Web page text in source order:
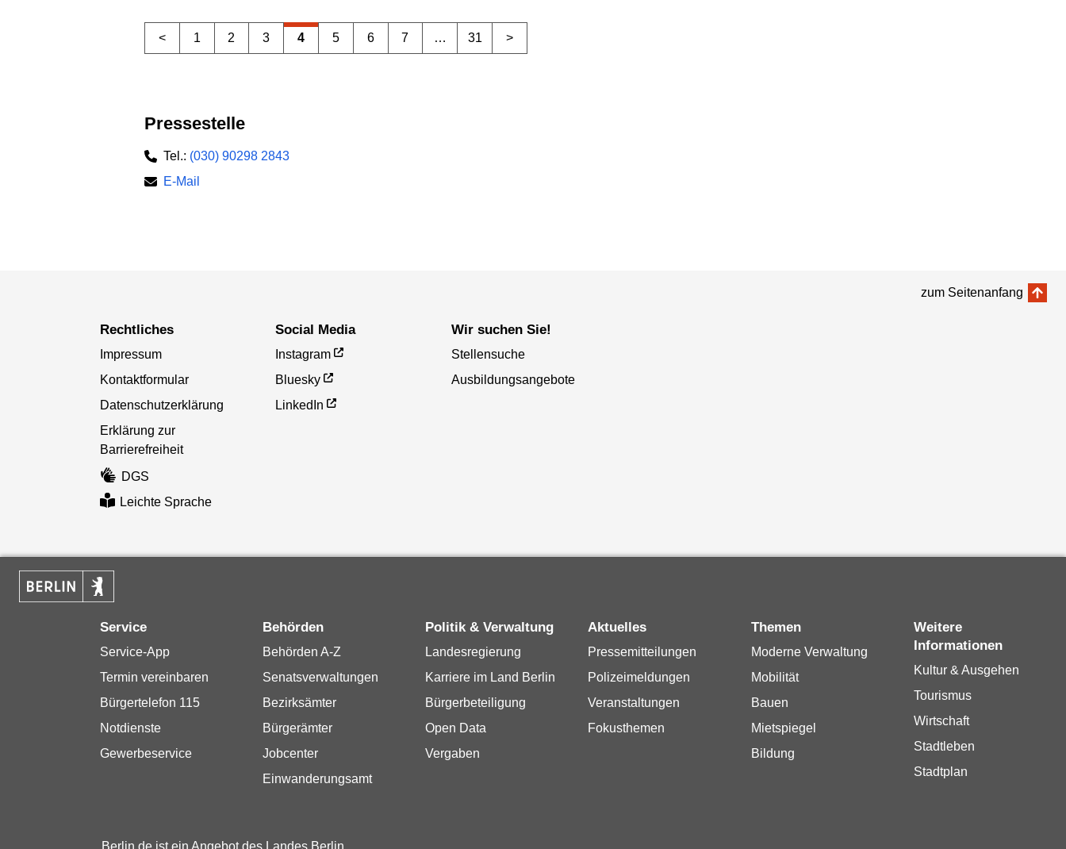
< 1 2 3 4 5 6 7 … 31 >
Pressestelle
Tel.: (030) 90298 2843
E-Mail
zum Seitenanfang
Rechtliches
Impressum
Kontaktformular
Datenschutzerklärung
Erklärung zur
Barrierefreiheit
DGS
Leichte Sprache
Social Media
Instagram
Bluesky
LinkedIn
Wir suchen Sie!
Stellensuche
Ausbildungsangebote
Service
Service-App
Termin vereinbaren
Bürgertelefon 115
Notdienste
Gewerbeservice
Behörden
Behörden A-Z
Senatsverwaltungen
Bezirksämter
Bürgerämter
Jobcenter
Einwanderungsamt
Politik & Verwaltung
Landesregierung
Karriere im Land Berlin
Bürgerbeteiligung
Open Data
Vergaben
Aktuelles
Pressemitteilungen
Polizeimeldungen
Veranstaltungen
Fokusthemen
Themen
Moderne Verwaltung
Mobilität
Bauen
Mietspiegel
Bildung
Weitere
Informationen
Kultur & Ausgehen
Tourismus
Wirtschaft
Stadtleben
Stadtplan